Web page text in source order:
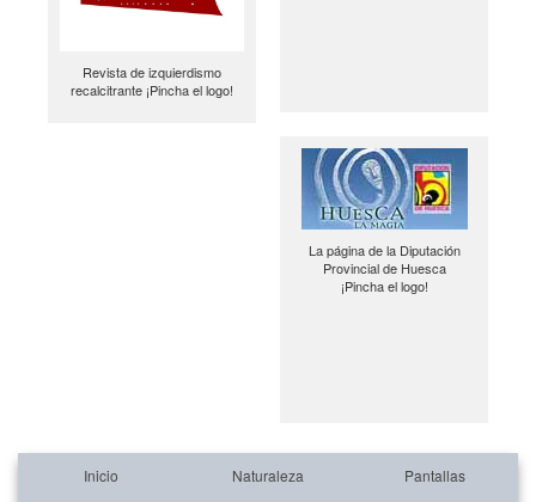
Revista de izquierdismo
recalcitrante ¡Pincha el logo!
La página de la Diputación
Provincial de Huesca
¡Pincha el logo!
Inicio Naturaleza Pantallas